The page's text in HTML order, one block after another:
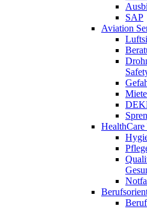
SAP
Aviation